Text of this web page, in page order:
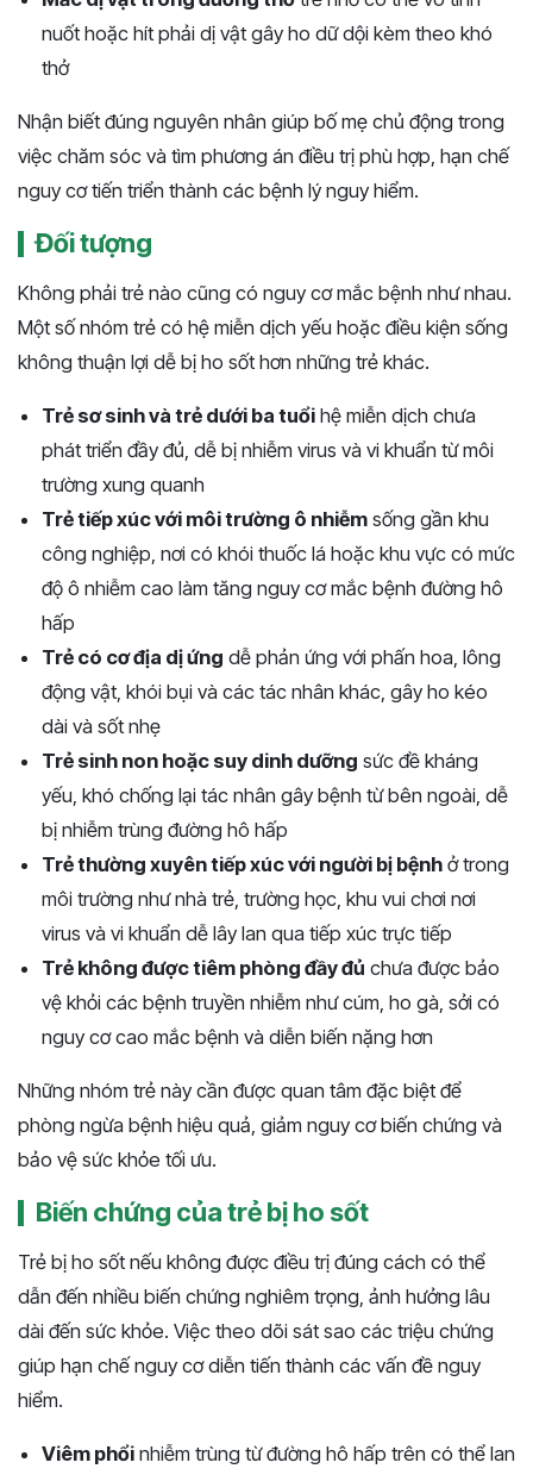
nuốt hoặc hít phải dị vật gây ho dữ dội kèm theo khó
thở
Nhận biết đúng nguyên nhân giúp bố mẹ chủ động trong
việc chăm sóc và tìm phương án điều trị phù hợp, hạn chế
nguy cơ tiến triển thành các bệnh lý nguy hiểm.
Đối tượng
Không phải trẻ nào cũng có nguy cơ mắc bệnh như nhau.
Một số nhóm trẻ có hệ miễn dịch yếu hoặc điều kiện sống
không thuận lợi dễ bị ho sốt hơn những trẻ khác.
Trẻ sơ sinh và trẻ dưới ba tuổi hệ miễn dịch chưa
phát triển đầy đủ, dễ bị nhiễm virus và vi khuẩn từ môi
trường xung quanh
Trẻ tiếp xúc với môi trường ô nhiễm sống gần khu
công nghiệp, nơi có khói thuốc lá hoặc khu vực có mức
độ ô nhiễm cao làm tăng nguy cơ mắc bệnh đường hô
hấp
Trẻ có cơ địa dị ứng dễ phản ứng với phấn hoa, lông
động vật, khói bụi và các tác nhân khác, gây ho kéo
dài và sốt nhẹ
Trẻ sinh non hoặc suy dinh dưỡng sức đề kháng
yếu, khó chống lại tác nhân gây bệnh từ bên ngoài, dễ
bị nhiễm trùng đường hô hấp
Trẻ thường xuyên tiếp xúc với người bị bệnh ở trong
môi trường như nhà trẻ, trường học, khu vui chơi nơi
virus và vi khuẩn dễ lây lan qua tiếp xúc trực tiếp
Trẻ không được tiêm phòng đầy đủ chưa được bảo
vệ khỏi các bệnh truyền nhiễm như cúm, ho gà, sởi có
nguy cơ cao mắc bệnh và diễn biến nặng hơn
Những nhóm trẻ này cần được quan tâm đặc biệt để
phòng ngừa bệnh hiệu quả, giảm nguy cơ biến chứng và
bảo vệ sức khỏe tối ưu.
Biến chứng của trẻ bị ho sốt
Trẻ bị ho sốt nếu không được điều trị đúng cách có thể
dẫn đến nhiều biến chứng nghiêm trọng, ảnh hưởng lâu
dài đến sức khỏe. Việc theo dõi sát sao các triệu chứng
giúp hạn chế nguy cơ diễn tiến thành các vấn đề nguy
hiểm.
Viêm phổi nhiễm trùng từ đường hô hấp trên có thể lan